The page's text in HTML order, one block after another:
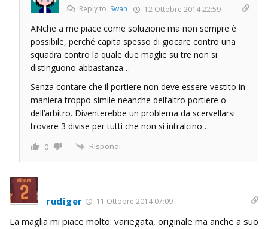
Reply to Swan 12 Ottobre 2014 22:59
ANche a me piace come soluzione ma non sempre è
possibile, perché capita spesso di giocare contro una
squadra contro la quale due maglie su tre non si
distinguono abbastanza…
Senza contare che il portiere non deve essere vestito in
maniera troppo simile neanche dell’altro portiere o
dell’arbitro. Diventerebbe un problema da scervellarsi
trovare 3 divise per tutti che non si intralcino…
0 Rispondi
rudiger 11 Ottobre 2014 07:09
La maglia mi piace molto: variegata, originale ma anche a suo